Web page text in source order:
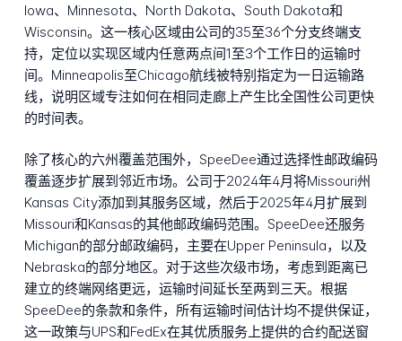
Iowa、Minnesota、North Dakota、South Dakota和
Wisconsin。这一核心区域由公司的35至36个分支终端支
持，定位以实现区域内任意两点间1至3个工作日的运输时
间。Minneapolis至Chicago航线被特别指定为一日运输路
线，说明区域专注如何在相同走廊上产生比全国性公司更快
的时间表。
除了核心的六州覆盖范围外，SpeeDee通过选择性邮政编码
覆盖逐步扩展到邻近市场。公司于2024年4月将Missouri州
Kansas City添加到其服务区域，然后于2025年4月扩展到
Missouri和Kansas的其他邮政编码范围。SpeeDee还服务
Michigan的部分邮政编码，主要在Upper Peninsula，以及
Nebraska的部分地区。对于这些次级市场，考虑到距离已
建立的终端网络更远，运输时间延长至两到三天。根据
SpeeDee的条款和条件，所有运输时间估计均不提供保证，
这一政策与UPS和FedEx在其优质服务上提供的合约配送窗